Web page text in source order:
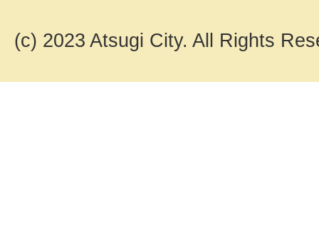
(c) 2023 Atsugi City. All Rights